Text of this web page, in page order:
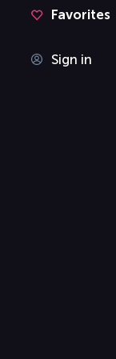
Favorites
Sign in